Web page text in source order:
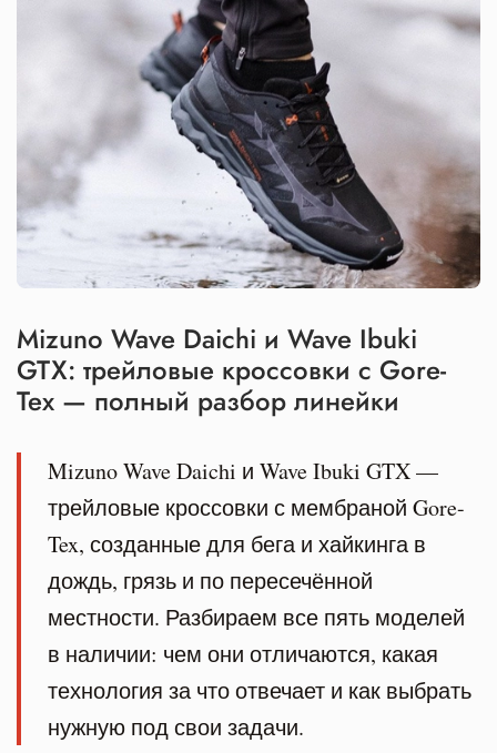
Mizuno Wave Daichi и Wave Ibuki
GTX: трейловые кроссовки с Gore-
Tex — полный разбор линейки
Mizuno Wave Daichi и Wave Ibuki GTX —
трейловые кроссовки с мембраной Gore-
Tex, созданные для бега и хайкинга в
дождь, грязь и по пересечённой
местности. Разбираем все пять моделей
в наличии: чем они отличаются, какая
технология за что отвечает и как выбрать
нужную под свои задачи.